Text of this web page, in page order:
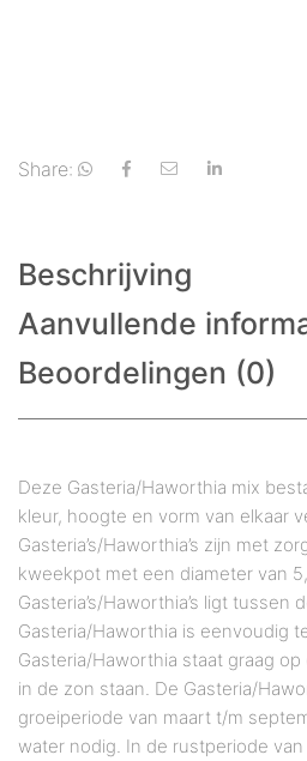
Share:
Beschrijving
Aanvullende
Beoordelingen (0)
Deze Gasteria/Haworthia mix
kleur, hoogte en vorm van elkaar
Gasteria’s/Haworthia’s zijn met
kweekpot met een diameter van
Gasteria’s/Haworthia’s ligt tussen
Gasteria/Haworthia is eenvoudig
Gasteria/Haworthia staat graag
in de zon staan. De Gasteria/
groeiperiode van maart t/m
water nodig. In de rustperiode